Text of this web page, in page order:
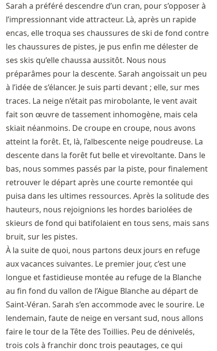
Sarah a préféré descendre d’un cran, pour s’opposer à
l’impressionnant vide attracteur. Là, après un rapide
encas, elle troqua ses chaussures de ski de fond contre
les chaussures de pistes, je pus enfin me délester de
ses skis qu’elle chaussa aussitôt. Nous nous
préparâmes pour la descente. Sarah angoissait un peu
à l’idée de s’élancer. Je suis parti devant ; elle, sur mes
traces. La neige n’était pas mirobolante, le vent avait
fait son œuvre de tassement inhomogène, mais cela
skiait néanmoins. De croupe en croupe, nous avons
atteint la forêt. Et, là, l’albescente neige poudreuse. La
descente dans la forêt fut belle et virevoltante. Dans le
bas, nous sommes passés par la piste, pour finalement
retrouver le départ après une courte remontée qui
puisa dans les ultimes ressources. Après la solitude des
hauteurs, nous rejoignions les hordes bariolées de
skieurs de fond qui batifolaient en tous sens, mais sans
bruit, sur les pistes.
À la suite de quoi, nous partons deux jours en refuge
aux vacances suivantes. Le premier jour, c’est une
longue et fastidieuse montée au refuge de la Blanche
au fin fond du vallon de l’Aigue Blanche au départ de
Saint-Véran. Sarah s’en accommode avec le sourire. Le
lendemain, faute de neige en versant sud, nous allons
faire le tour de la Tête des Toillies. Peu de dénivelés,
trois cols à franchir donc trois peautages, ce qui